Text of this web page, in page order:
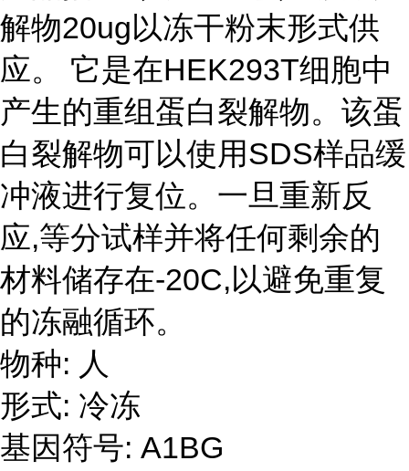
解物20ug以冻干粉末形式供
应。 它是在HEK293T细胞中
产生的重组蛋白裂解物。该蛋
白裂解物可以使用SDS样品缓
冲液进行复位。一旦重新反
应,等分试样并将任何剩余的
材料储存在-20C,以避免重复
的冻融循环。
物种: 人
形式: 冷冻
基因符号: A1BG